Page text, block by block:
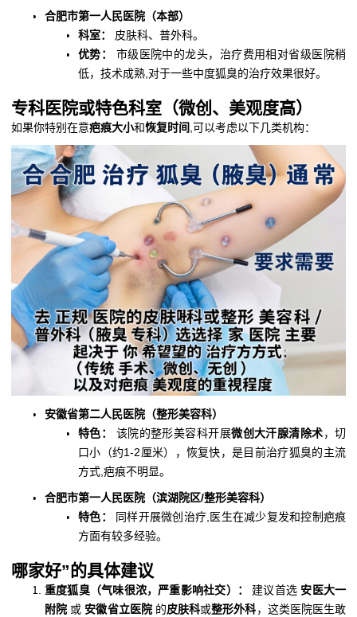
合肥市第一人民医院（本部）
科室：
皮肤科、普外科。
优势：
市级医院中的龙头，治疗费用相对省级医院稍
低，技术成熟,对于一些中度狐臭的治疗效果很好。
专科医院或特色科室（微创、美观度高）
如果你特别在意疤痕大小和恢复时间 ,可以考虑以下几类机构：
安徽省第二人民医院（整形美容科）
特色：
该院的整形美容科开展微创大汗腺清除术，切
口小（约1-2厘米），恢复快，是目前治疗狐臭的主流
方式,疤痕不明显。
合肥市第一人民医院（滨湖院区/整形美容科）
特色：
同样开展微创治疗,医生在减少复发和控制疤痕
方面有较多经验。
哪家好”的具体建议
重度狐臭（气味很浓，严重影响社交）： 建议首选 安医大一
附院 或 安徽省立医院的皮肤科或整形外科，这类医院医生敢